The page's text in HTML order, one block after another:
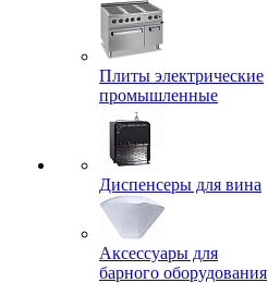
Плиты электрические
промышленные
Диспенсеры для вина
Аксессуары для
барного оборудования